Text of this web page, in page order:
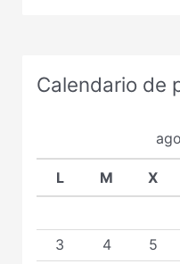
Calendario de
L M X
3
4 5